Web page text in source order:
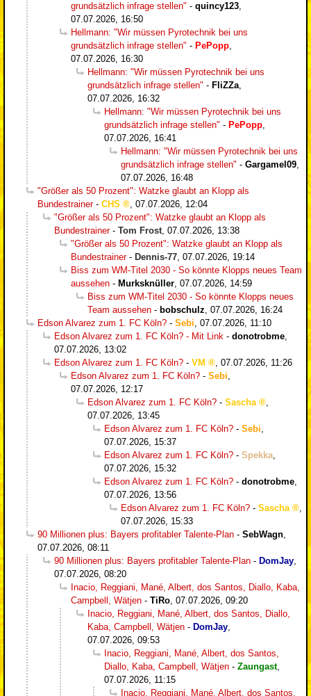
grundsätzlich infrage stellen" - quincy123,
07.07.2026, 16:50
Hellmann: "Wir müssen Pyrotechnik bei uns
grundsätzlich infrage stellen" - PePopp,
07.07.2026, 16:30
Hellmann: "Wir müssen Pyrotechnik bei uns
grundsätzlich infrage stellen" - FliZZa,
07.07.2026, 16:32
Hellmann: "Wir müssen Pyrotechnik bei uns
grundsätzlich infrage stellen" - PePopp,
07.07.2026, 16:41
Hellmann: "Wir müssen Pyrotechnik bei uns
grundsätzlich infrage stellen" - Gargamel09,
07.07.2026, 16:48
"Größer als 50 Prozent": Watzke glaubt an Klopp als
Bundestrainer- CHS , 07.07.2026, 12:04
"Größer als 50 Prozent": Watzke glaubt an Klopp als
Bundestrainer- Tom Frost, 07.07.2026, 13:38
"Größer als 50 Prozent": Watzke glaubt an Klopp als
Bundestrainer- Dennis-77, 07.07.2026, 19:14
Biss zum WM-Titel 2030 - So könnte Klopps neues Team
aussehen - Murksknüller, 07.07.2026, 14:59
Biss zum WM-Titel 2030 - So könnte Klopps neues
Team aussehen - bobschulz, 07.07.2026, 16:24
Edson Alvarez zum 1. FC Köln? - Sebi, 07.07.2026, 11:10
Edson Alvarez zum 1. FC Köln? - Mit Link - donotrobme,
07.07.2026, 13:02
Edson Alvarez zum 1. FC Köln? - VM , 07.07.2026, 11:26
Edson Alvarez zum 1. FC Köln? - Sebi,
07.07.2026, 12:17
Edson Alvarez zum 1. FC Köln? - Sascha
,
07.07.2026, 13:45
Edson Alvarez zum 1. FC Köln? - Sebi,
07.07.2026, 15:37
Edson Alvarez zum 1. FC Köln? - Spekka,
07.07.2026, 15:32
Edson Alvarez zum 1. FC Köln? - donotrobme,
07.07.2026, 13:56
Edson Alvarez zum 1. FC Köln? - Sascha
,
07.07.2026, 15:33
90 Millionen plus: Bayers profitabler Talente-Plan - SebWagn,
07.07.2026, 08:11
90 Millionen plus: Bayers profitabler Talente-Plan - DomJay,
07.07.2026, 08:20
Inacio, Reggiani, Mané, Albert, dos Santos, Diallo, Kaba,
Campbell, Wätjen - TiRo, 07.07.2026, 09:20
Inacio, Reggiani, Mané, Albert, dos Santos, Diallo,
Kaba, Campbell, Wätjen - DomJay,
07.07.2026, 09:53
Inacio, Reggiani, Mané, Albert, dos Santos,
Diallo, Kaba, Campbell, Wätjen - Zaungast,
07.07.2026, 11:15
Inacio, Reggiani, Mané, Albert, dos Santos,